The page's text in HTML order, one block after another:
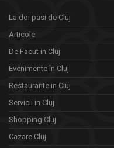
La doi pasi de Cluj
Articole
De Facut in Cluj
Evenimente în Cluj
Restaurante in Cluj
Servicii in Cluj
Shopping Cluj
Cazare Cluj